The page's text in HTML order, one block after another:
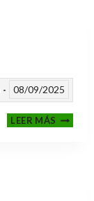
08/09/2025
LEER MÁSIII